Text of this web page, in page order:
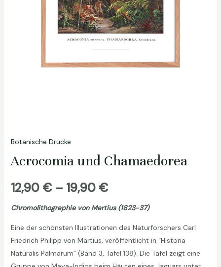
Botanische Drucke
Acrocomia und Chamaedorea
12,90 € – 19,90 €Preisspanne:
12,90 €
bis
19,90 €
Chromolithographie von Martius (1823-37)
Eine der schönsten Illustrationen des Naturforschers Carl
Friedrich Philipp von Martius, veröffentlicht in “Historia
Naturalis Palmarum” (Band 3, Tafel 138). Die Tafel zeigt eine